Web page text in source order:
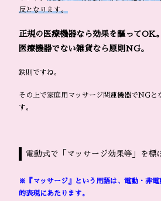
反となります。
正規の医療機器なら効果を謳ってOK。
医療機器でない雑貨なら原則NG。
鉄則ですね。
その上で家庭用マッサージ関連機器でNGと
す。
電動式で「マッサージ効果等」を標
※『マッサージ』という用語は、電動・非
的表現にあたります。